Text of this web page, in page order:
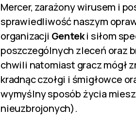
Mercer, zarażony wirusem i
sprawiedliwość naszym
organizacji Genteki siłom
poszczególnych zleceń oraz
chwili natomiast gracz mógł
kradnąc czołgi i śmigłowce
wymyślny sposób życia
nieuzbrojonych).